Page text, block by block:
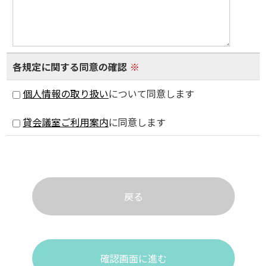
各規定に関する同意の確認 ※
個人情報の取り扱いについて同意します
貸会議室ご利用案内に同意します
戻る
確認画面に進む